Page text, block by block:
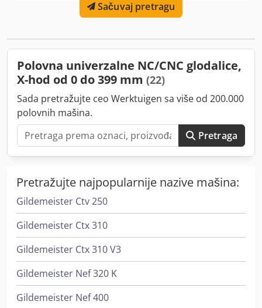
demonstracija. Izuzetna kapacitet za tako malu mašinu.
Mašina ima 6 držača alata Godina: 2016 Upravljanje:
mm Hod Y ose: 305 mm Hod Z ose: 455 mm Brzina vretena:
alata: 8 stanica Dimenzije (š x d x v): 760 x 1220 x 2585 mm
Težina: 1.100 kg Chjdpfxsydvzdo Aayea Može biti
demonstrirana po zahtevu.
Sačuvaj pretragu
Polovna univerzalne NC/CNC glodalice,
X-hod od 0 do 399 mm (22)
Sada pretražujte ceo Werktuigen sa više od 200.000
polovnih mašina.
Pretraga
Pretražujte najpopularnije nazive mašina:
Gildemeister Ctv 250
Gildemeister Ctx 310
Gildemeister Ctx 310 V3
Gildemeister Nef 320 K
Gildemeister Nef 400